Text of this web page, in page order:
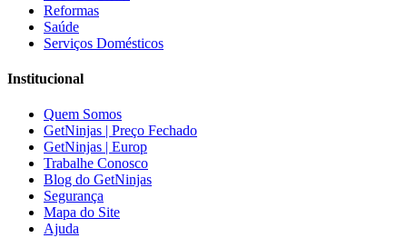
Reformas
Saúde
Serviços Domésticos
Institucional
Quem Somos
GetNinjas | Preço Fechado
GetNinjas | Europ
Trabalhe Conosco
Blog do GetNinjas
Segurança
Mapa do Site
Ajuda